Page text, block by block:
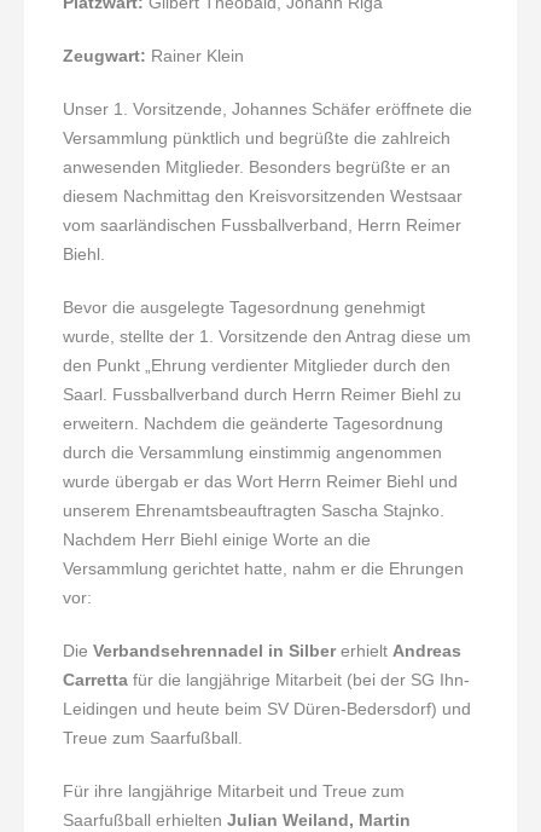
Zeugwart: Rainer Klein
Unser 1. Vorsitzende, Johannes Schäfer eröffnete die
Versammlung pünktlich und begrüßte die zahlreich
anwesenden Mitglieder. Besonders begrüßte er an
diesem Nachmittag den Kreisvorsitzenden Westsaar
vom saarländischen Fussballverband, Herrn Reimer
Biehl.
Bevor die ausgelegte Tagesordnung genehmigt
wurde, stellte der 1. Vorsitzende den Antrag diese um
den Punkt „Ehrung verdienter Mitglieder durch den
Saarl. Fussballverband durch Herrn Reimer Biehl zu
erweitern. Nachdem die geänderte Tagesordnung
durch die Versammlung einstimmig angenommen
wurde übergab er das Wort Herrn Reimer Biehl und
unserem Ehrenamtsbeauftragten Sascha Stajnko.
Nachdem Herr Biehl einige Worte an die
Versammlung gerichtet hatte, nahm er die Ehrungen
vor:
Die Verbandsehrennadel in Silbererhielt Andreas
Carretta für die langjährige Mitarbeit (bei der SG Ihn-
Leidingen und heute beim SV Düren-Bedersdorf) und
Treue zum Saarfußball.
Für ihre langjährige Mitarbeit und Treue zum
Saarfußball erhielten Julian Weiland, Martin